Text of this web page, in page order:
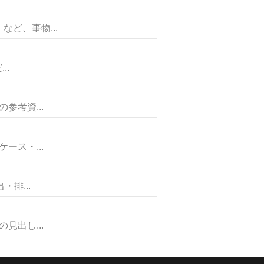
ど、事物...
参考資...
ース・...
・排...
見出し...